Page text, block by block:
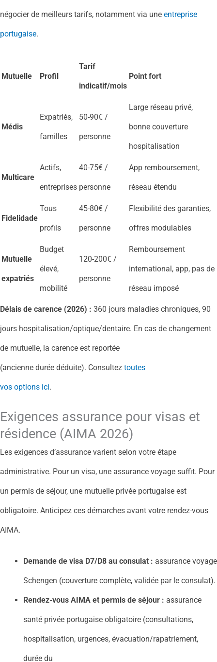
négocier de meilleurs tarifs, notamment via une entreprise
portugaise.
Mutuelle Profil
Tarif
indicatif/mois
Point fort
Médis
Expatriés,
familles
50-90€ /
personne
Large réseau privé,
bonne couverture
hospitalisation
Multicare
Actifs,
entreprises
40-75€ /
personne
App remboursement,
réseau étendu
Fidelidade
Tous
profils
45-80€ /
personne
Flexibilité des garanties,
offres modulables
Mutuelle
expatriés
Budget
élevé,
mobilité
120-200€ /
personne
Remboursement
international, app, pas de
réseau imposé
Délais de carence (2026) : 360 jours maladies chroniques, 90
jours hospitalisation/optique/dentaire. En cas de changement
de mutuelle, la carence est reportée
(ancienne durée déduite). Consultez toutes
vos options ici.
Exigences assurance pour visas et
résidence (AIMA 2026)
Les exigences d’assurance varient selon votre étape
administrative. Pour un visa, une assurance voyage suffit. Pour
un permis de séjour, une mutuelle privée portugaise est
obligatoire. Anticipez ces démarches avant votre rendez-vous
AIMA.
Demande de visa D7/D8 au consulat : assurance voyage
Schengen (couverture complète, validée par le consulat).
Rendez-vous AIMA et permis de séjour : assurance
santé privée portugaise obligatoire (consultations,
hospitalisation, urgences, évacuation/rapatriement,
durée du